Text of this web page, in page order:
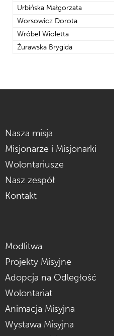
Urbińska Małgorzata
Worsowicz Dorota
Wróbel Wioletta
Żurawska Brygida
Nasza misja
Misjonarze i Misjonarki
Wolontariusze
Nasz zespół
Kontakt
Modlitwa
Projekty Misyjne
Adopcja na Odległość
Wolontariat
Animacja Misyjna
Wystawa Misyjna